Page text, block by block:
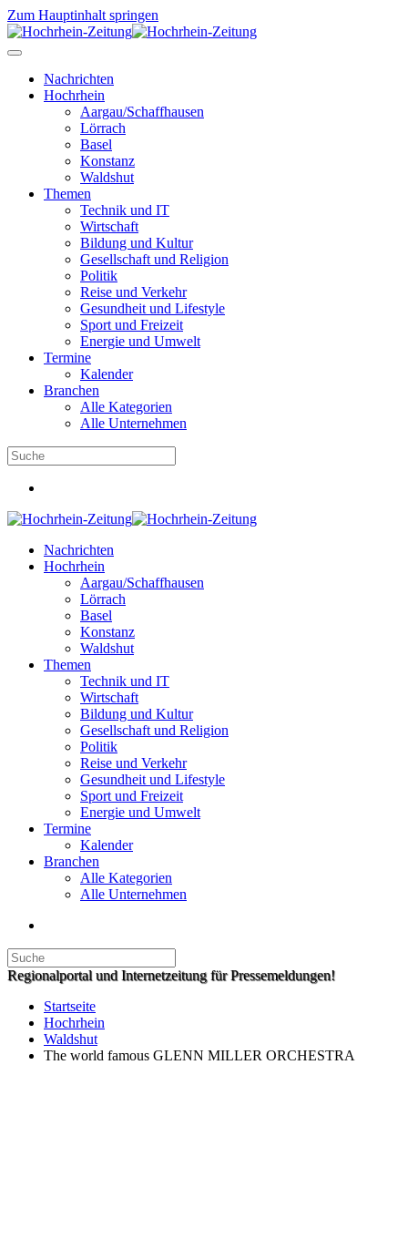
Zum Hauptinhalt springen
Nachrichten
Hochrhein
Aargau/Schaffhausen
Lörrach
Basel
Konstanz
Waldshut
Themen
Technik und IT
Wirtschaft
Bildung und Kultur
Gesellschaft und Religion
Politik
Reise und Verkehr
Gesundheit und Lifestyle
Sport und Freizeit
Energie und Umwelt
Termine
Kalender
Branchen
Alle Kategorien
Alle Unternehmen
Nachrichten
Hochrhein
Aargau/Schaffhausen
Lörrach
Basel
Konstanz
Waldshut
Themen
Technik und IT
Wirtschaft
Bildung und Kultur
Gesellschaft und Religion
Politik
Reise und Verkehr
Gesundheit und Lifestyle
Sport und Freizeit
Energie und Umwelt
Termine
Kalender
Branchen
Alle Kategorien
Alle Unternehmen
Regionalportal und Internetzeitung für Pressemeldungen!
Startseite
Hochrhein
Waldshut
The world famous GLENN MILLER ORCHESTRA